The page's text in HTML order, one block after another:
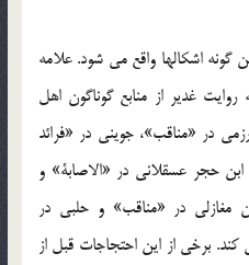
گونه اشكالها واقع مى شود. علامه
روايت غدير از منابع گوناگون اهل
در «مناقب»، جوينى در «فرائد
حجر عسقلانى در «الاصابة» و
مغازلى در «مناقب» و حلبى در
برخى از اين احتجاجات قبل از